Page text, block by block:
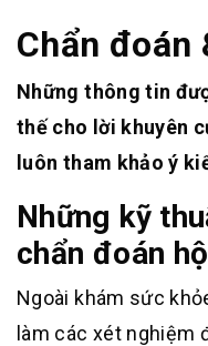
Chẩn đoán
Những thông tin
thế cho lời khuyên
luôn tham khảo ý
Những kỹ
chẩn đoán
Ngoài khám sức
làm các xét nghiệm